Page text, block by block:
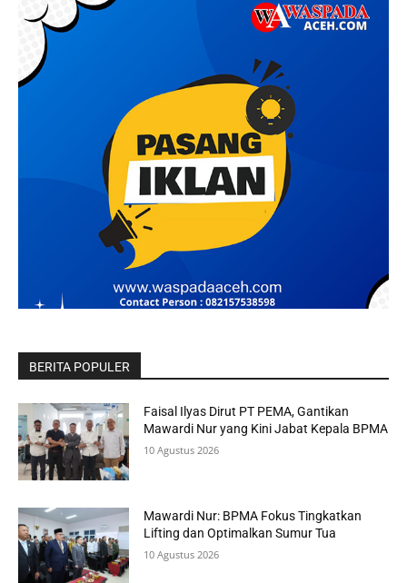
BERITA POPULER
Faisal Ilyas Dirut PT PEMA, Gantikan
Mawardi Nur yang Kini Jabat Kepala BPMA
10 Agustus 2026
Mawardi Nur: BPMA Fokus Tingkatkan
Lifting dan Optimalkan Sumur Tua
10 Agustus 2026